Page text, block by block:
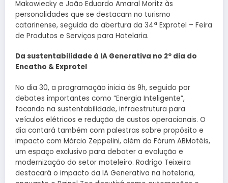
Makowiecky e João Eduardo Amaral Moritz às
personalidades que se destacam no turismo
catarinense, seguida da abertura da 34ª Exprotel – Feira
de Produtos e Serviços para Hotelaria.
Da sustentabilidade à IA Generativa no 2º dia do
Encatho & Exprotel
No dia 30, a programação inicia às 9h, seguido por
debates importantes como “Energia Inteligente”,
focando na sustentabilidade, infraestrutura para
veículos elétricos e redução de custos operacionais. O
dia contará também com palestras sobre propósito e
impacto com Márcio Zeppelini, além do Fórum ABMotéis,
um espaço exclusivo para debater a evolução e
modernização do setor moteleiro. Rodrigo Teixeira
destacará o impacto da IA Generativa na hotelaria,